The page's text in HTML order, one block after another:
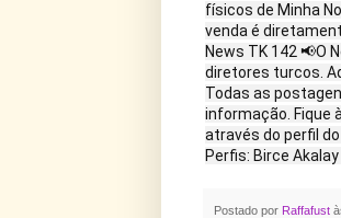
físicos de Minha
venda é
News TK 142 📢O
diretores turcos.
Todas as
informação. Fique
através do perfil
Perfis: Birce
Postado por Raffafust